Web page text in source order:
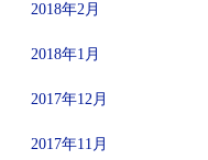
2018年2月
2018年1月
2017年12月
2017年11月